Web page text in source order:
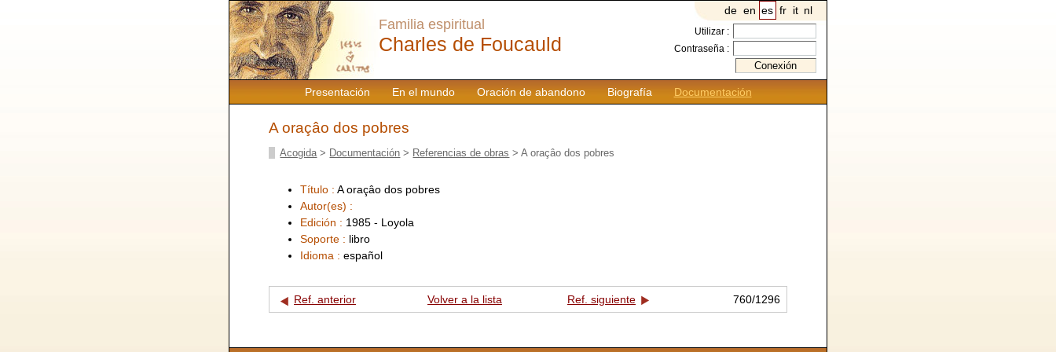
Presentación En el mundo Oración de abandono Biografía Documentación
Familia espiritual
Charles de Foucauld
de en es fr it nl
Utilizar :
Contraseña :
A oraçâo dos pobres
Acogida > Documentación > Referencias de obras > A oraçâo dos pobres
Título : A oraçâo dos pobres
Autor(es) :
Edición : 1985 - Loyola
Soporte : libro
Idioma : español
Ref. anterior Volver a la lista Ref. siguiente 760/1296